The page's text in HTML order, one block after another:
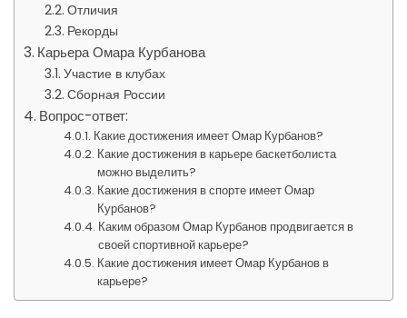
Отличия
Рекорды
Карьера Омара Курбанова
Участие в клубах
Сборная России
Вопрос-ответ:
Какие достижения имеет Омар Курбанов?
Какие достижения в карьере баскетболиста
можно выделить?
Какие достижения в спорте имеет Омар
Курбанов?
Каким образом Омар Курбанов продвигается в
своей спортивной карьере?
Какие достижения имеет Омар Курбанов в
карьере?